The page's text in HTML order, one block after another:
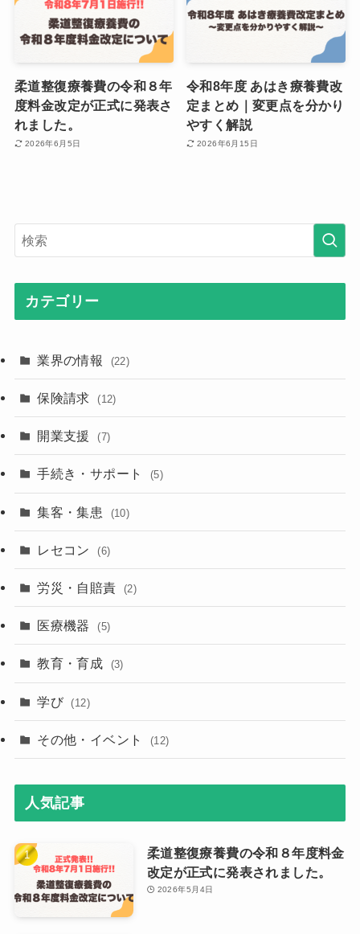
柔道整復療養費の令和８年
度料金改定が正式に発表さ
れました。
2026年6月5日
令和8年度 あはき療養費改
定まとめ｜変更点を分かり
やすく解説
2026年6月15日
カテゴリー
業界の情報 (22)
保険請求 (12)
開業支援 (7)
手続き・サポート (5)
集客・集患 (10)
レセコン (6)
労災・自賠責 (2)
医療機器 (5)
教育・育成 (3)
学び (12)
その他・イベント (12)
人気記事
柔道整復療養費の令和８年度料金
改定が正式に発表されました。
2026年5月4日